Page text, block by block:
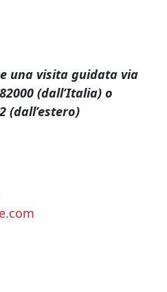
una visita guidata via
(dall’Italia) o
(dall’estero)